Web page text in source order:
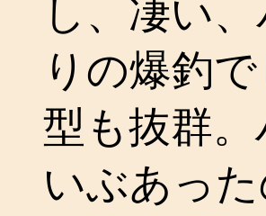
し、凄い
りの爆釣
型も抜群
いぶあっ